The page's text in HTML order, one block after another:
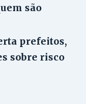
são
prefeitos,
sobre risco